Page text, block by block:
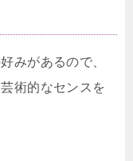
みがあるので、
術的なセンスを